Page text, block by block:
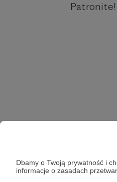
Dbamy o Twoją prywatność i
informacje o zasadach
Patronite!